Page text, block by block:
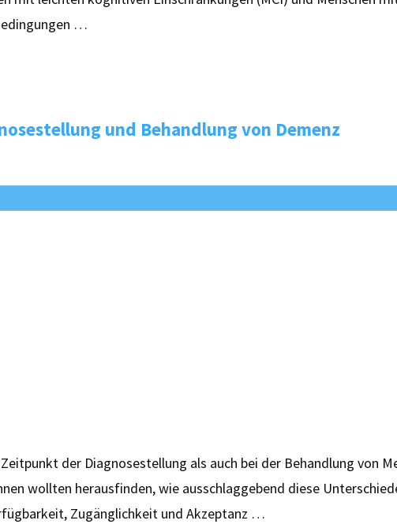
…
und Behandlung von Demenz
der Diagnosestellung als auch bei der Behandlung von
wollten herausfinden, wie ausschlaggebend diese
Zugänglichkeit und Akzeptanz …